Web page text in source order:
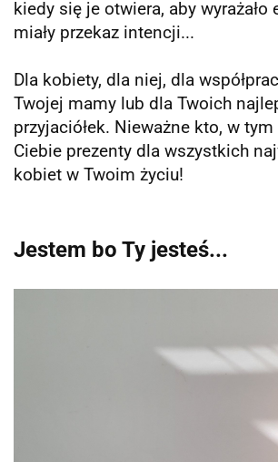
kiedy się je otwiera, aby wyrażało
miały przekaz intencji...
Dla kobiety, dla niej, dla
Twojej mamy lub dla Twoich
przyjaciółek. Nieważne kto, w
Ciebie prezenty dla wszystkich
kobiet w Twoim życiu!
Jestem bo Ty jesteś...